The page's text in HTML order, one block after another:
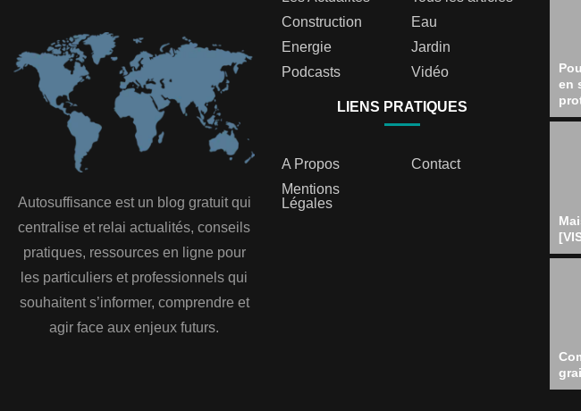
Autosuffisance est un blog gratuit qui
centralise et relai actualités, conseils
pratiques, ressources en ligne pour
les particuliers et professionnels qui
souhaitent s’informer, comprendre et
agir face aux enjeux futurs.
Construction
Eau
Energie
Jardin
Podcasts
Vidéo
LIENS PRATIQUES
A Propos
Contact
Mentions
Légales
en